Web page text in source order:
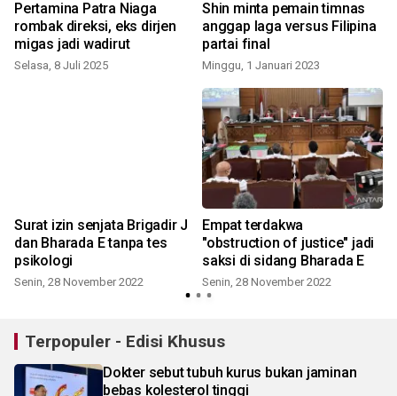
Pertamina Patra Niaga
rombak direksi, eks dirjen
migas jadi wadirut
Selasa, 8 Juli 2025
Shin minta pemain timnas
anggap laga versus Filipina
partai final
Minggu, 1 Januari 2023
Surat izin senjata Brigadir J
dan Bharada E tanpa tes
psikologi
Senin, 28 November 2022
Empat terdakwa
"obstruction of justice" jadi
saksi di sidang Bharada E
Senin, 28 November 2022
Terpopuler - Edisi Khusus
Dokter sebut tubuh kurus bukan jaminan
bebas kolesterol tinggi